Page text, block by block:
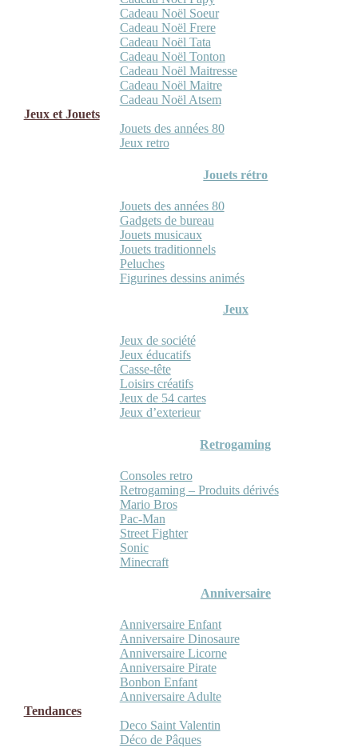
Cadeau Noël Soeur
Cadeau Noël Frere
Cadeau Noël Tata
Cadeau Noël Tonton
Cadeau Noël Maitresse
Cadeau Noël Maitre
Cadeau Noël Atsem
Jeux et Jouets
Jouets des années 80
Jeux retro
Jouets rétro
Jouets des années 80
Gadgets de bureau
Jouets musicaux
Jouets traditionnels
Peluches
Figurines dessins animés
Jeux
Jeux de société
Jeux éducatifs
Casse-tête
Loisirs créatifs
Jeux de 54 cartes
Jeux d’exterieur
Retrogaming
Consoles retro
Retrogaming – Produits dérivés
Mario Bros
Pac-Man
Street Fighter
Sonic
Minecraft
Anniversaire
Anniversaire Enfant
Anniversaire Dinosaure
Anniversaire Licorne
Anniversaire Pirate
Bonbon Enfant
Anniversaire Adulte
Tendances
Deco Saint Valentin
Déco de Pâques